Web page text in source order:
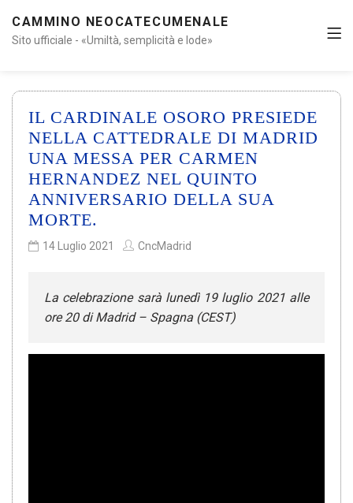
CAMMINO NEOCATECUMENALE
Sito ufficiale - «Umiltà, semplicità e lode»
IL CARDINALE OSORO PRESIEDE
NELLA CATTEDRALE DI MADRID
UNA MESSA PER CARMEN
HERNANDEZ NEL QUINTO
ANNIVERSARIO DELLA SUA
MORTE.
14 Luglio 2021 CncMadrid
La celebrazione sarà lunedì 19 luglio 2021 alle
ore 20 di Madrid – Spagna (CEST)